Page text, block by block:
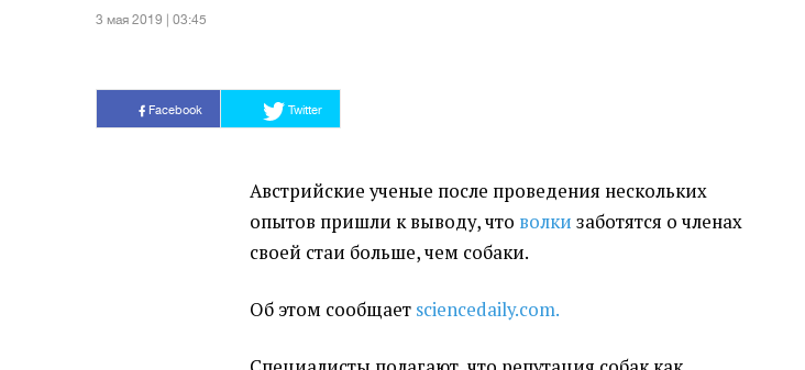
3 мая 2019 | 03:45
Facebook Twitter
Австрийские ученые после проведения нескольких
опытов пришли к выводу, что волкизаботятся о членах
своей стаи больше, чем собаки.
Об этом сообщает sciencedaily.com.